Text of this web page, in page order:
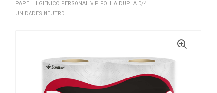
PAPEL HIGIENICO PERSONAL VIP FOLHA DUPLA C/4
UNIDADES NEUTRO